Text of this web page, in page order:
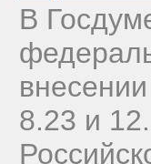
В
8.23 и